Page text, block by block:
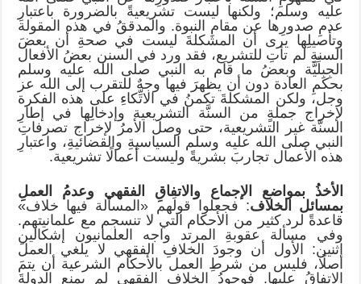
عليه وسلم؛ ولكنها ليست تشريعيةً بالضرورة باعتبارِ
عدمِ صدورِها عن مقامِ النبوة. والمدققُ في هذه المقولة
وتأصيلِها يرى أن المشكلةَ ليست في صحةِ أن بعضَ
السنةِ لم تأتِ للتشريع، فقد ورد في السنن بعضُ الأفعال
الجِبِلِّيَّة وبعضُ ما قام به النبي صلى الله عليه وسلم
بحكمِ العادة دون أن يظهرَ فيها وجهٌ للتقرب إلى الله عز
وجل، ولكن المشكلةَ تكمنُ في الاتِّكاءِ على هذه الفكرة
لإخراج جملةٍ من السنَّة التشريعية وإدخالِها في إطارِ
السنَّة غير التشريعية، حتى وصل الأمرُ لإخراج تصرفاتِ
النبي صلى الله عليه وسلم السياسيةِ والقضائيةِ، واعتبارِ
هذه الأعمال تجاربَ بشريةً وليست أعمالًا تشريعية.
الأخذُ بمواضع الإجماع والاتفاقِ الفقهي وعدمُ العملِ
بمسائل الخلاف: فجعلوا قولَهم «المسألة فيها خلاف»
قاعدةً لرد كثير من الأحكام التي لا تنسجم مع علمانيتهم.
وفي مسألة عقوبةِ المرتد واجه العلمانيون إشكالين
اثنين: الأول أن وجودَ الخلافِ الفقهي لا يلغي العملَ
أصلًا، فليس من شرطِ العمل بالأحكام الشرعية أن يتمَ
الاتفاقُ عليها. فوجودُ الخلافِ الفقهي لم يمنع الدولةَ